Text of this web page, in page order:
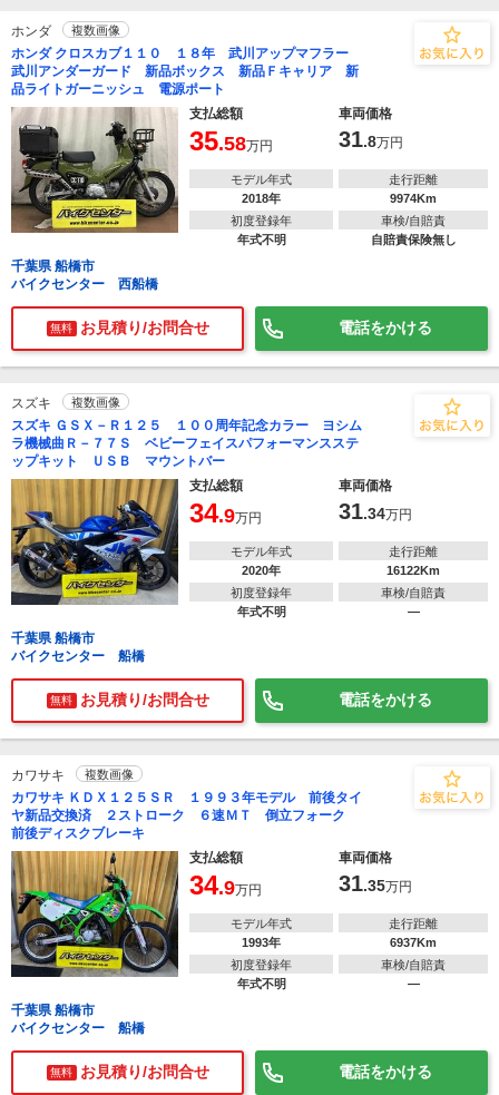
ホンダ 複数画像
ホンダ クロスカブ１１０ １８年 武川アップマフラー
武川アンダーガード 新品ボックス 新品Ｆキャリア 新
品ライトガーニッシュ 電源ポート
支払総額
車両価格
35.58万円 31.8万円
モデル年式
2018年
走行距離
9974Km
初度登録年
年式不明
車検/自賠責
自賠責保険無し
千葉県 船橋市
バイクセンター 西船橋
無料 お見積り/お問合せ 電話をかける
スズキ 複数画像
スズキ ＧＳＸ－Ｒ１２５ １００周年記念カラー ヨシム
ラ機械曲Ｒ－７７Ｓ ベビーフェイスパフォーマンスステ
ップキット ＵＳＢ マウントバー
支払総額
車両価格
34.9万円 31.34万円
モデル年式
2020年
走行距離
16122Km
初度登録年
年式不明
車検/自賠責
―
千葉県 船橋市
バイクセンター 船橋
無料 お見積り/お問合せ 電話をかける
カワサキ 複数画像
カワサキ ＫＤＸ１２５ＳＲ １９９３年モデル 前後タイ
ヤ新品交換済 ２ストローク ６速ＭＴ 倒立フォーク
前後ディスクブレーキ
支払総額
車両価格
34.9万円 31.35万円
モデル年式
1993年
走行距離
6937Km
初度登録年
年式不明
車検/自賠責
―
千葉県 船橋市
バイクセンター 船橋
無料 お見積り/お問合せ 電話をかける